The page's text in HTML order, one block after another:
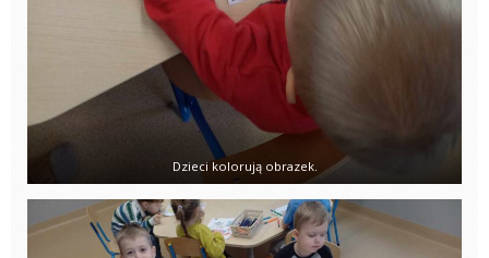
Dzieci kolorują obrazek.